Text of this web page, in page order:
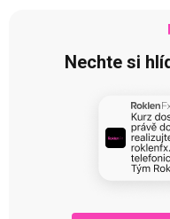
Nechte si